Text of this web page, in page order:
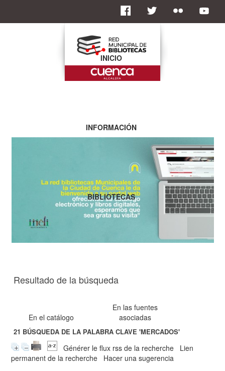
Resultado de la búsqueda
En el catálogo
En las fuentes
asociadas
21 BÚSQUEDA DE LA PALABRA CLAVE'MERCADOS'
Générer le flux rss de la recherche
Lien
permanent de la recherche
Hacer una sugerencia
INICIO
INFORMACIÓN
BIBLIOTECAS